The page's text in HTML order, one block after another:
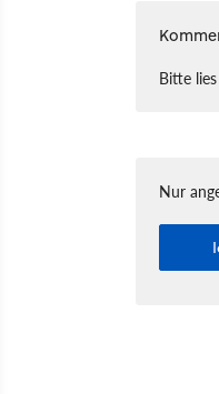
Bitte
Nur